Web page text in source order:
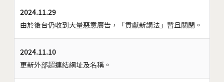
2024.11.29
由於後台仍收到大量惡意廣告，「貢獻新講法」暫且關閉。
2024.11.10
更新外部超連結網址及名稱。